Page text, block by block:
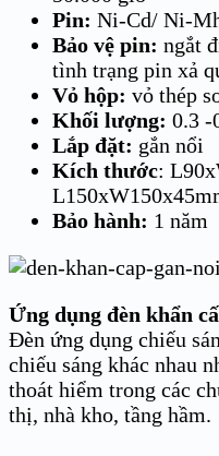
Pin: Ni-Cd/ Ni-
Bảo vệ pin: ngắt
tình trạng pin xả
Vỏ hộp: vỏ thép
Khối lượng: 0.3 -
Lắp đặt: gắn nổi
Kích thước:
Bảo hành: 1 năm
Ứng dụng đèn khẩn
Đèn ứng dụng chiếu
chiếu sáng khác nhau
thoát hiểm trong các
thị, nhà kho, tầng hầm.